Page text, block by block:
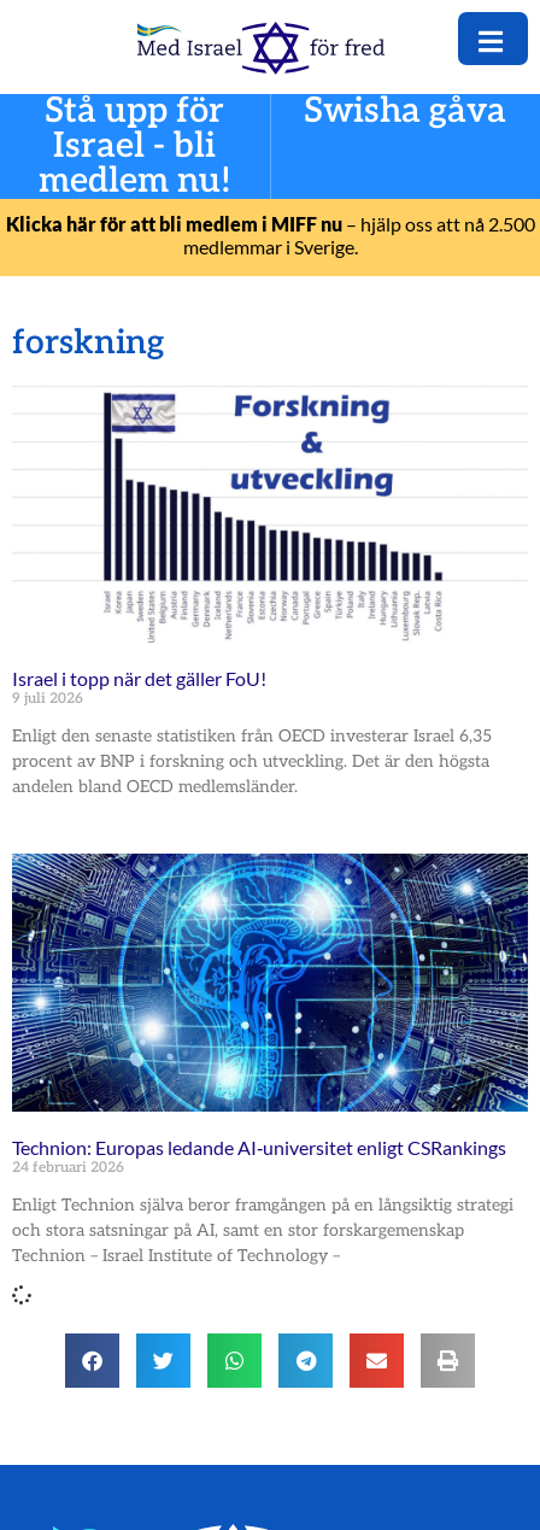
Stå upp för
Israel - bli
medlem nu!
Swisha gåva
Klicka här för att bli medlem i MIFF nu– hjälp oss att nå 2.500
medlemmar i Sverige.
forskning
Israel i topp när det gäller FoU!
9 juli 2026
Enligt den senaste statistiken från OECD investerar Israel 6,35
procent av BNP i forskning och utveckling. Det är den högsta
andelen bland OECD medlemsländer.
Technion: Europas ledande AI‑universitet enligt CSRankings
24 februari 2026
Enligt Technion själva beror framgången på en långsiktig strategi
och stora satsningar på AI, samt en stor forskargemenskap
Technion – Israel Institute of Technology –